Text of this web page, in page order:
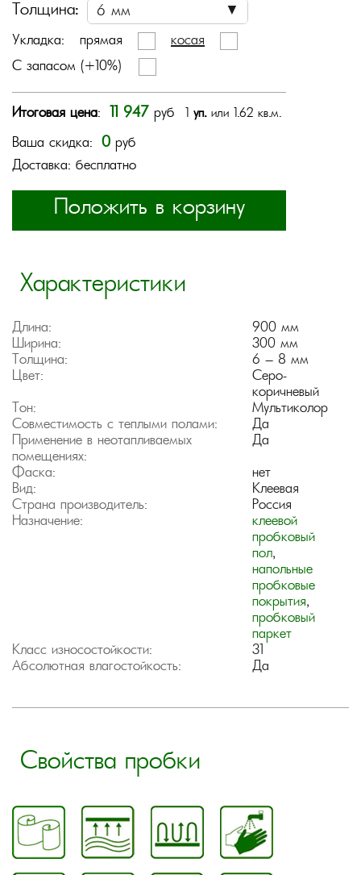
Толщина:
Укладка: прямая
косая
С запасом (+10%)
Итоговая цена: 11 947 руб 1 уп.или 1.62 кв.м.
Ваша скидка: 0 руб
Доставка: бесплатно
Положить в корзину
Характеристики
Длина:
900 мм
Ширина:
300 мм
Толщина:
6 — 8 мм
Цвет:
Серо-
коричневый
Тон:
Мультиколор
Совместимость с теплыми полами:
Да
Применение в неотапливаемых
помещениях:
Да
Фаска:
нет
Вид:
Клеевая
Страна производитель:
Россия
Назначение:
клеевой
пробковый
пол,
напольные
пробковые
покрытия,
пробковый
паркет
Класс износостойкости:
31
Абсолютная влагостойкость:
Да
Свойства пробки